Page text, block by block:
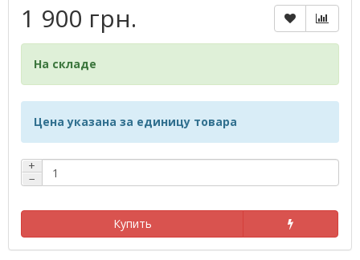
1 900 грн.
На складе
Цена указана за единицу товара
+
−
Купить